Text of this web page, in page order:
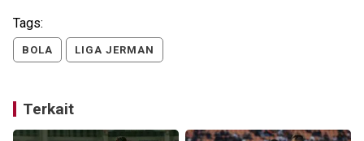
Tags:
BOLA LIGA JERMAN
Terkait